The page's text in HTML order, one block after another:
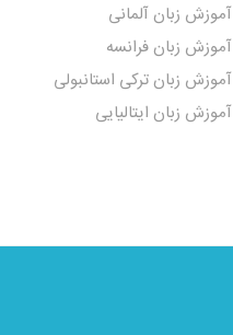
آموزش زبان آلمانی
آموزش زبان فرانسه
آموزش زبان ترکی استانبولی
آموزش زبان ایتالیایی